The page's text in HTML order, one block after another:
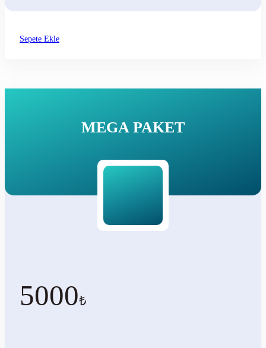
Sepete Ekle
MEGA PAKET
5000₺